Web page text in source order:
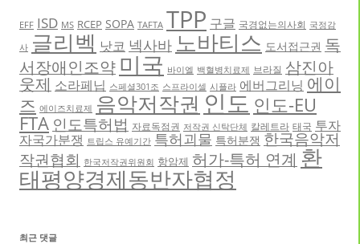
EFF ISD MS RCEP SOPA TAFTA TPP 구글 국경없는의사회 국정감
사 글리벡 낫코 넥사바 노바티스 도서접근권 독
서장애인조약 미국 바이엘 백혈병치료제 브라질 삼진아
웃제 소라페닙 스페셜301조 스프라이셀 시플라 에버그리닝 에이
즈 에이즈치료제 음악저작권 인도 인도-EU
FTA 인도특허법 자료독점권 저작권 신탁단체 칼레트라 태국 투자
자국가분쟁 트립스 유예기간 특허괴물 특허분쟁 한국음악저
작권협회 한국저작권위원회 항암제 허가-특허 연계 환
태평양경제동반자협정
최근 댓글